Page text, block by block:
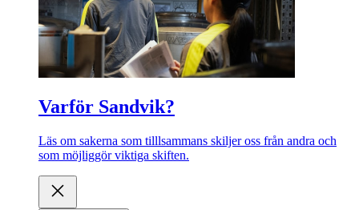
Varför Sandvik?
Läs om sakerna som tilllsammans skiljer oss från andra och
som möjliggör viktiga skiften.